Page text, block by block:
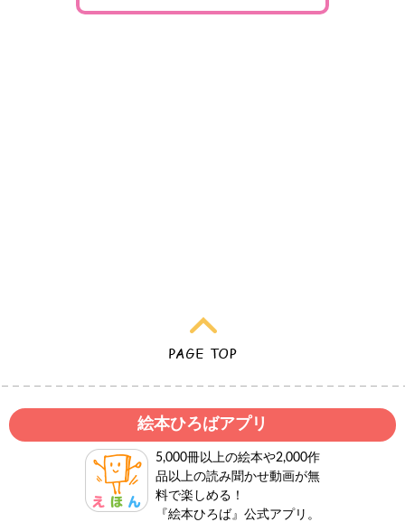
絵本ひろばアプリ
5,000冊以上の絵本や2,000作
品以上の読み聞かせ動画が無
料で楽しめる！
『絵本ひろば』公式アプリ。